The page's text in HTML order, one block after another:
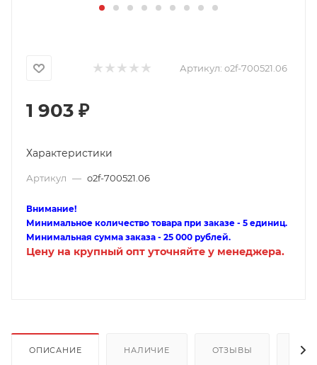
Артикул: o2f-700521.06
1 903 ₽
Характеристики
Артикул — o2f-700521.06
Внимание!
Минимальное количество товара при заказе - 5 единиц.
Минимальная сумма заказа - 25 000 рублей.
Цену на крупный опт уточняйте у менеджера.
ОПИСАНИЕ НАЛИЧИЕ ОТЗЫВЫ